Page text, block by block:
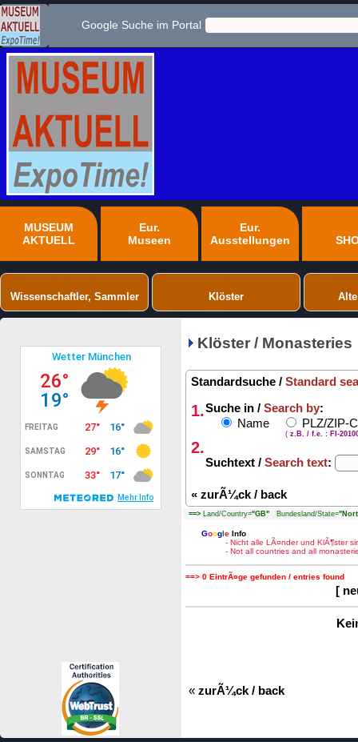
Google Suche im Portal
MUSEUM
AKTUELL
Eur.
Museen
Eur.
Ausstellungen
Wissenschaftler, Sammler Klöster
Klöster / Monasteries
Standardsuche / Standard
1.Suche in / Search by:
Name
PLZ/ZIP-
( z.B. / f.e. : FI-
2.
Suchtext / Search text:
« zurÃ¼ck / back
==> Land/Country="GB" Bundesland/State=
Google Info
- Nicht alle LÃ¤nder und KlÃ¶ster
- Not all countries and all
==> 0 EintrÃ¤ge gefunden / entries found
[
« zurÃ¼ck / back